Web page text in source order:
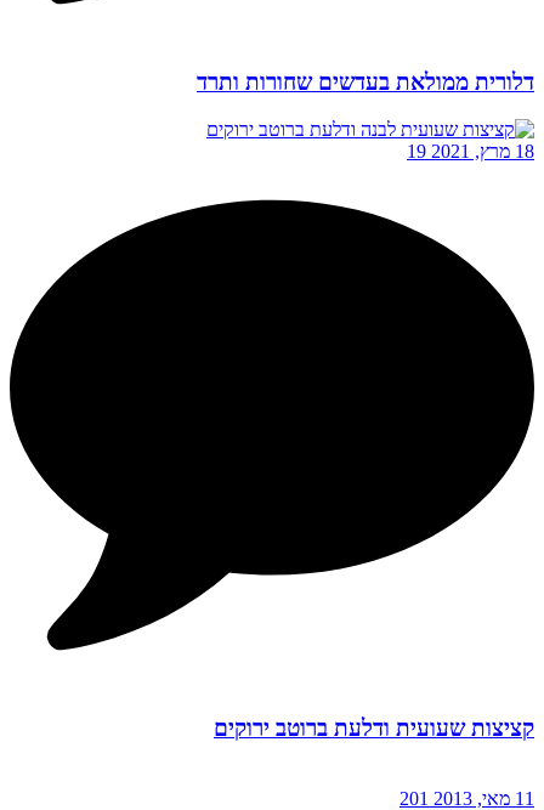
דלורית ממולאת בעדשים שחורות ותרד
18 מרץ, 2021 19
קציצות שעועית ודלעת ברוטב ירוקים
11 מאי, 2013 201